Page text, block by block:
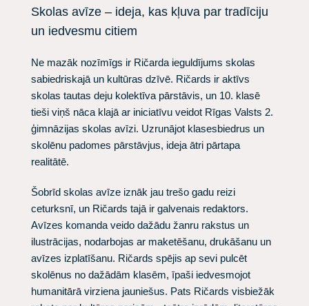
Skolas avīze – ideja, kas kļuva par tradīciju
un iedvesmu citiem
Ne mazāk nozīmīgs ir Ričarda ieguldījums skolas
sabiedriskajā un kultūras dzīvē. Ričards ir aktīvs
skolas tautas deju kolektīva pārstāvis, un 10. klasē
tieši viņš nāca klajā ar iniciatīvu veidot Rīgas Valsts 2.
ģimnāzijas skolas avīzi. Uzrunājot klasesbiedrus un
skolēnu padomes pārstāvjus, ideja ātri pārtapa
realitātē.
Šobrīd skolas avīze iznāk jau trešo gadu reizi
ceturksnī, un Ričards tajā ir galvenais redaktors.
Avīzes komanda veido dažādu žanru rakstus un
ilustrācijas, nodarbojas ar maketēšanu, drukāšanu un
avīzes izplatīšanu. Ričards spējis ap sevi pulcēt
skolēnus no dažādām klasēm, īpaši iedvesmojot
humanitārā virziena jauniešus. Pats Ričards visbiežāk